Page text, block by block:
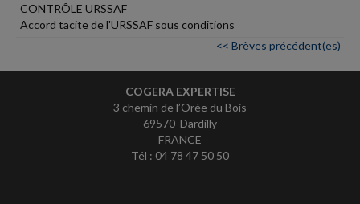
CONTRÔLE URSSAF
Accord tacite de l'URSSAF sous conditions
<< Brèves précédent(es)
COGERA EXPERTISE
3 chemin de l’Orée du Bois
69570 Dardilly
FRANCE
Tél : 04 78 47 50 50